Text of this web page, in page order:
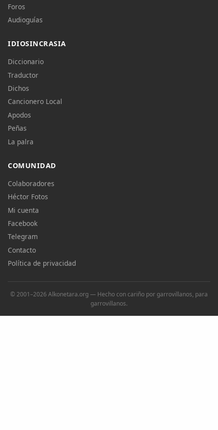
Foros
Audioguías
IDIOSINCRASIA
Diccionario
Traductor
Dichos
Cancionero Local
Apodos
Peñas
La palra
COMUNIDAD
Colaboradores
Héctor Fotos
Mi cuenta
Facebook
Telegram
Contacto
Política de privacidad
© 2001–2026 Alkonetara.org — Hecho con cariño por garrovillanos, para
garrovillanos.